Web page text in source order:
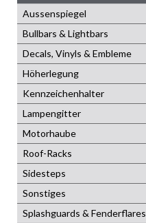
Aussenspiegel
Bullbars & Lightbars
Decals, Vinyls & Embleme
Höherlegung
Kennzeichenhalter
Lampengitter
Motorhaube
Roof-Racks
Sidesteps
Sonstiges
Splashguards & Fenderflares